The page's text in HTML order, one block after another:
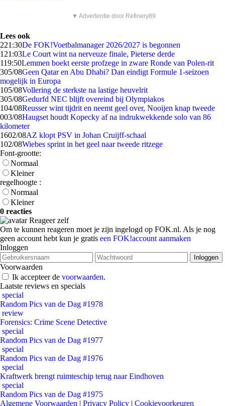
▼ Advertentie door Refinery89
Lees ook
221:30De FOK!Voetbalmanager 2026/2027 is begonnen
1 21:03Le Court wint na nerveuze finale, Pieterse derde
119:50Lemmen boekt eerste profzege in zware Ronde van Polen-rit
305/08Geen Qatar en Abu Dhabi? Dan eindigt Formule 1-seizoen
mogelijk in Europa
105/08Vollering de sterkste na lastige heuvelrit
305/08Gedurfd NEC blijft overeind bij Olympiakos
104/08Reusser wint tijdrit en neemt geel over, Nooijen knap tweede
003/08Haugset houdt Kopecky af na indrukwekkende solo van 86
kilometer
1602/08AZ klopt PSV in Johan Cruijff-schaal
102/08Wiebes sprint in het geel naar tweede ritzege
Font-grootte:
Normaal
Kleiner
regelhoogte :
Normaal
Kleiner
0 reacties
Reageer zelf
Om te kunnen reageren moet je zijn ingelogd op FOK.nl. Als je nog
geen account hebt kun je gratis een FOK!account aanmaken
Inloggen
Voorwaarden
Ik accepteer de voorwaarden.
Laatste reviews en specials
special
Random Pics van de Dag #1978
review
Forensics: Crime Scene Detective
special
Random Pics van de Dag #1977
special
Random Pics van de Dag #1976
special
Kraftwerk brengt ruimteschip terug naar Eindhoven
special
Random Pics van de Dag #1975
Algemene Voorwaarden | Privacy Policy | Cookievoorkeuren